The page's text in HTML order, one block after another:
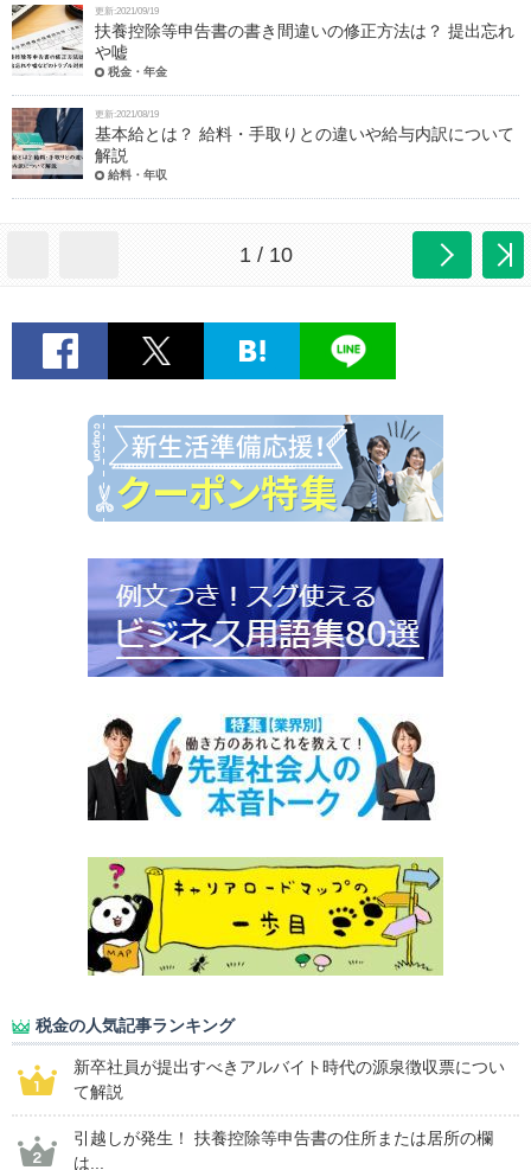
更新:2021/09/19
扶養控除等申告書の書き間違いの修正方法は？ 提出忘れ
や嘘
税金・年金
更新:2021/08/19
基本給とは？ 給料・手取りとの違いや給与内訳について
解説
給料・年収
1 / 10
税金の人気記事ランキング
新卒社員が提出すべきアルバイト時代の源泉徴収票につい
て解説
引越しが発生！ 扶養控除等申告書の住所または居所の欄
は...